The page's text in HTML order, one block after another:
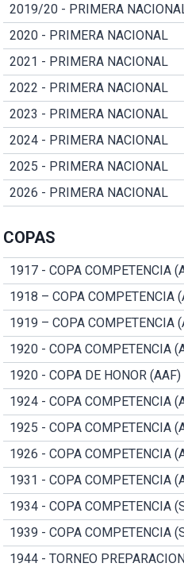
2019/20 - PRIMERA
2020 - PRIMERA NACIONAL
2021 - PRIMERA NACIONAL
2022 - PRIMERA NACIONAL
2023 - PRIMERA NACIONAL
2024 - PRIMERA NACIONAL
2025 - PRIMERA NACIONAL
2026 - PRIMERA NACIONAL
COPAS
1917 - COPA COMPETENCIA
1918 – COPA COMPETENCIA
1919 – COPA COMPETENCIA
1920 - COPA COMPETENCIA
1920 - COPA DE HONOR (AAF)
1924 - COPA COMPETENCIA
1925 - COPA COMPETENCIA
1926 - COPA COMPETENCIA
1931 - COPA COMPETENCIA
1934 - COPA COMPETENCIA
1939 - COPA COMPETENCIA
1944 - TORNEO